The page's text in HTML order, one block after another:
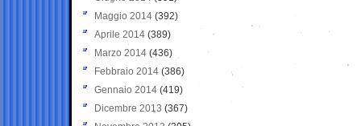
Maggio 2014 (392)
Aprile 2014 (389)
Marzo 2014 (436)
Febbraio 2014 (386)
Gennaio 2014 (419)
Dicembre 2013 (367)